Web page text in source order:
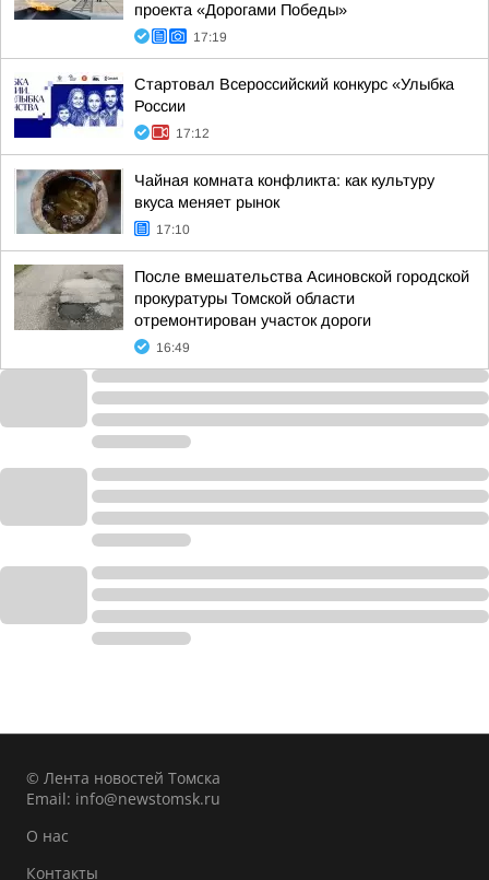
проекта «Дорогами Победы»
17:19
Стартовал Всероссийский конкурс «Улыбка
России
17:12
Чайная комната конфликта: как культуру
вкуса меняет рынок
17:10
После вмешательства Асиновской городской
прокуратуры Томской области
отремонтирован участок дороги
16:49
© Лента новостей Томска
Email: info@newstomsk.ru
О нас
Контакты